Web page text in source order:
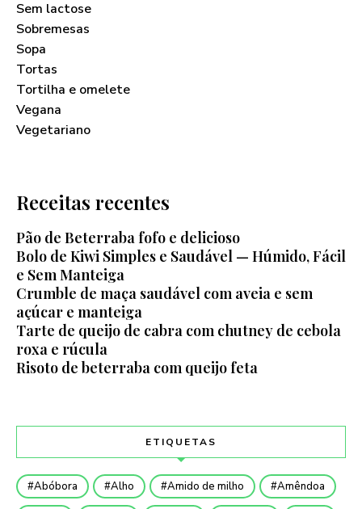
Sem lactose
Sobremesas
Sopa
Tortas
Tortilha e omelete
Vegana
Vegetariano
Receitas recentes
Pão de Beterraba fofo e delicioso
Bolo de Kiwi Simples e Saudável — Húmido, Fácil
e Sem Manteiga
Crumble de maça saudável com aveia e sem
açúcar e manteiga
Tarte de queijo de cabra com chutney de cebola
roxa e rúcula
Risoto de beterraba com queijo feta
ETIQUETAS
Abóbora Alho Amido de milho Amêndoa